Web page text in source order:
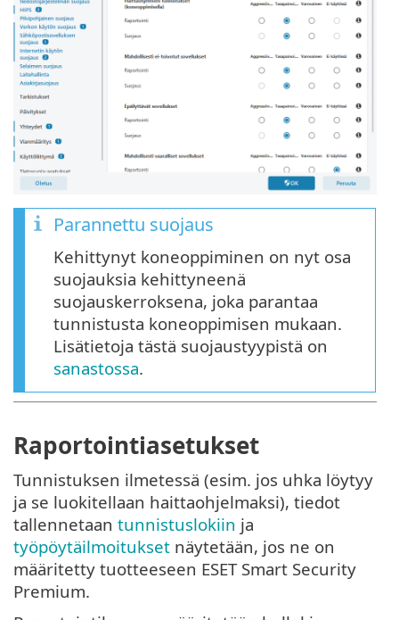
Parannettu suojaus
Kehittynyt koneoppiminen on nyt osa
suojauksia kehittyneenä
suojauskerroksena, joka parantaa
tunnistusta koneoppimisen mukaan.
Lisätietoja tästä suojaustyypistä on
sanastossa.
Raportointiasetukset
Tunnistuksen ilmetessä (esim. jos uhka löytyy
ja se luokitellaan haittaohjelmaksi), tiedot
tallennetaan tunnistuslokiin ja
työpöytäilmoitukset näytetään, jos ne on
määritetty tuotteeseen ESET Smart Security
Premium.